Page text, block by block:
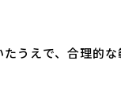
うえで、合理的